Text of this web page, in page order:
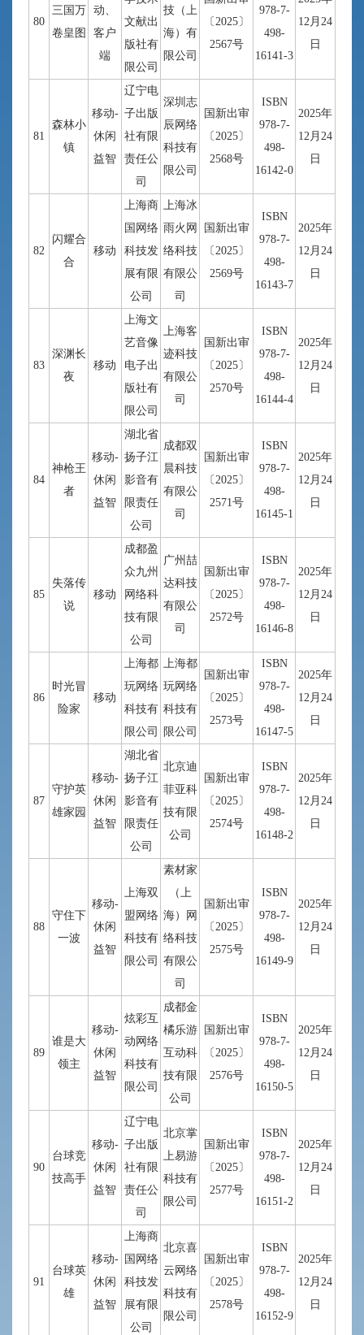
80
三国万
卷皇图
动、
客户
端
文献出
版社有
限公司
技（上
海）有
限公司
〔2025〕
2567号
978-7-
498-
16141-3
12月24
日
81
森林小
镇
移动-
休闲
益智
辽宁电
子出版
社有限
责任公
司
深圳志
辰网络
科技有
限公司
国新出审
〔2025〕
2568号
ISBN
978-7-
498-
16142-0
2025年
12月24
日
82
闪耀合
合
移动
上海商
国网络
科技发
展有限
公司
上海冰
雨火网
络科技
有限公
司
国新出审
〔2025〕
2569号
ISBN
978-7-
498-
16143-7
2025年
12月24
日
83
深渊长
夜
移动
上海文
艺音像
电子出
版社有
限公司
上海客
迹科技
有限公
司
国新出审
〔2025〕
2570号
ISBN
978-7-
498-
16144-4
2025年
12月24
日
84
神枪王
者
移动-
休闲
益智
湖北省
扬子江
影音有
限责任
公司
成都双
晨科技
有限公
司
国新出审
〔2025〕
2571号
ISBN
978-7-
498-
16145-1
2025年
12月24
日
85
失落传
说
移动
成都盈
众九州
网络科
技有限
公司
广州喆
达科技
有限公
司
国新出审
〔2025〕
2572号
ISBN
978-7-
498-
16146-8
2025年
12月24
日
86
时光冒
险家
移动
上海都
玩网络
科技有
限公司
上海都
玩网络
科技有
限公司
国新出审
〔2025〕
2573号
ISBN
978-7-
498-
16147-5
2025年
12月24
日
87
守护英
雄家园
移动-
休闲
益智
湖北省
扬子江
影音有
限责任
公司
北京迪
菲亚科
技有限
公司
国新出审
〔2025〕
2574号
ISBN
978-7-
498-
16148-2
2025年
12月24
日
88
守住下
一波
移动-
休闲
益智
上海双
盟网络
科技有
限公司
素材家
（上
海）网
络科技
有限公
司
国新出审
〔2025〕
2575号
ISBN
978-7-
498-
16149-9
2025年
12月24
日
89
谁是大
领主
移动-
休闲
益智
炫彩互
动网络
科技有
限公司
成都金
橘乐游
互动科
技有限
公司
国新出审
〔2025〕
2576号
ISBN
978-7-
498-
16150-5
2025年
12月24
日
90
台球竞
技高手
移动-
休闲
益智
辽宁电
子出版
社有限
责任公
司
北京掌
上易游
科技有
限公司
国新出审
〔2025〕
2577号
ISBN
978-7-
498-
16151-2
2025年
12月24
日
91
台球英
雄
移动-
休闲
益智
上海商
国网络
科技发
展有限
公司
北京喜
云网络
科技有
限公司
国新出审
〔2025〕
2578号
ISBN
978-7-
498-
16152-9
2025年
12月24
日